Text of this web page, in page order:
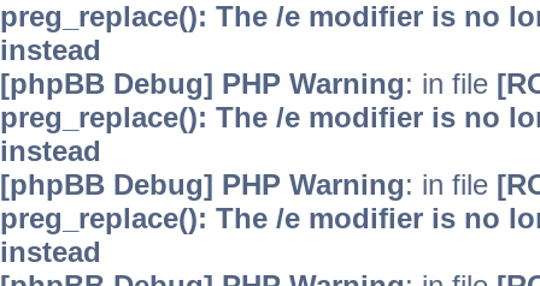
preg_replace(): The /e modifier is no
instead
[phpBB Debug] PHP Warning: in file
preg_replace(): The /e modifier is no
instead
[phpBB Debug] PHP Warning: in file
preg_replace(): The /e modifier is no
instead